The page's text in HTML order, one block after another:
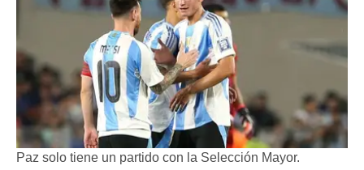
Paz solo tiene un partido con la Selección Mayor.